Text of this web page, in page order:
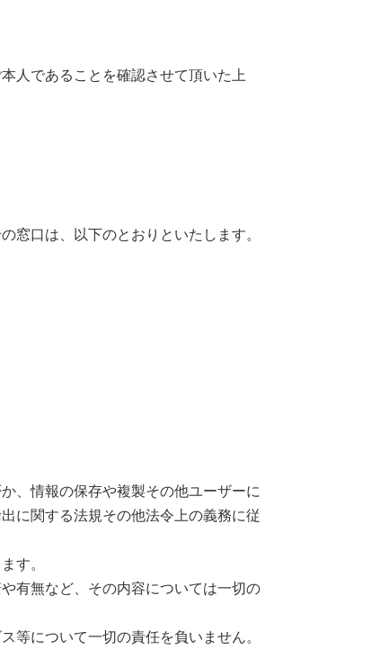
人であることを確認させて頂いた上
口は、以下のとおりといたします。
、情報の保存や複製その他ユーザーに
に関する法規その他法令上の義務に従
す。
有無など、その内容については一切の
について一切の責任を負いません。